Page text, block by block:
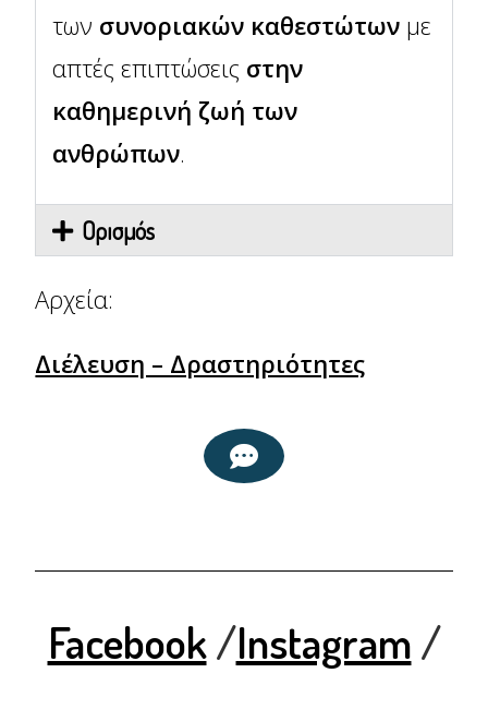
των συνοριακών καθεστώτων με
απτές επιπτώσεις στην
καθημερινή ζωή των
ανθρώπων.
Ορισμός
Αρχεία:
Διέλευση – Δραστηριότητες
Facebook/Instagram /